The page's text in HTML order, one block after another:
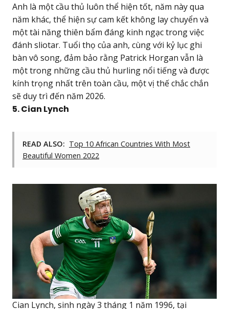
Anh là một cầu thủ luôn thể hiện tốt, năm này qua
năm khác, thể hiện sự cam kết không lay chuyển và
một tài năng thiên bẩm đáng kinh ngạc trong việc
đánh sliotar. Tuổi thọ của anh, cùng với kỷ lục ghi
bàn vô song, đảm bảo rằng Patrick Horgan vẫn là
một trong những cầu thủ hurling nổi tiếng và được
kính trọng nhất trên toàn cầu, một vị thế chắc chắn
sẽ duy trì đến năm 2026.
5. Cian Lynch
READ ALSO: Top 10 African Countries With Most
Beautiful Women 2022
Cian Lynch, sinh ngày 3 tháng 1 năm 1996, tại